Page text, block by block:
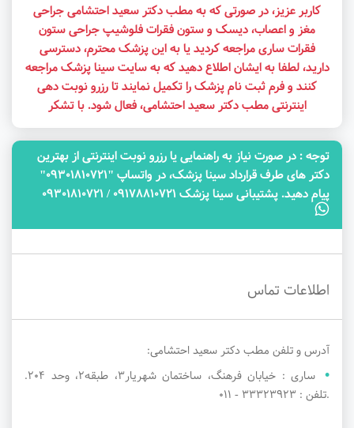
کاربر عزیز، در صورتی که به مطب دکتر سعید احتشامی جراحی
مغز و اعصاب، دیسک و ستون فقرات فلوشیپ جراحی ستون
فقرات ساری مراجعه کردید یا به این پزشک محترم، دسترسی
دارید، لطفا به ایشان اطلاع دهید که به سایت سینا پزشک مراجعه
کنند و فرم ثبت نام پزشک را تکمیل نمایند تا رزرو نوبت دهی
اینترنتی مطب دکتر سعید احتشامی، فعال شود. با تشکر
توجه‌ : در صورت نیاز به راهنمایی یا رزرو نوبت اینترنتی از بهترین
دکتر های طرف قرارداد سینا پزشک، در واتساپ "09301810721"
پیام دهید. پشتیبانی سینا پزشک 09178810721 / 09301810721
اطلاعات تماس
آدرس و تلفن مطب دکتر سعید احتشامی:
ساری : خیابان فرهنگ، ساختمان شهریار۳، طبقه۲، وحد ۲۰۴.
.تلفن : 33323923 - 011